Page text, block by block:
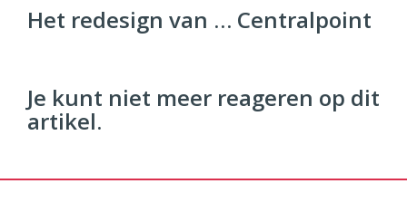
96 54
Het redesign van … Centralpoint
Je kunt niet meer reageren op dit
artikel.